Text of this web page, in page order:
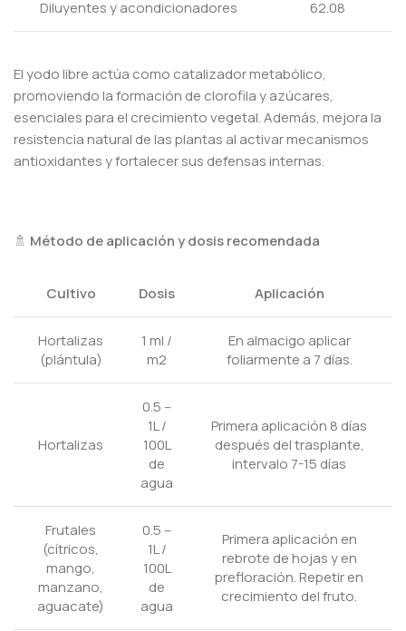
Diluyentes y acondicionadores 62.08
El yodo libre actúa como catalizador metabólico,
promoviendo la formación de clorofila y azúcares,
esenciales para el crecimiento vegetal. Además, mejora la
resistencia natural de las plantas al activar mecanismos
antioxidantes y fortalecer sus defensas internas.
🚿 Método de aplicación y dosis recomendada
Cultivo Dosis Aplicación
Hortalizas
(plántula)
1 ml /
m2
En almacigo aplicar
foliarmente a 7 días.
Hortalizas
0.5 –
1L /
100L
de
agua
Primera aplicación 8 días
después del trasplante,
intervalo 7-15 días
Frutales
(cítricos,
mango,
manzano,
aguacate)
0.5 –
1L /
100L
de
agua
Primera aplicación en
rebrote de hojas y en
prefloración. Repetir en
crecimiento del fruto.